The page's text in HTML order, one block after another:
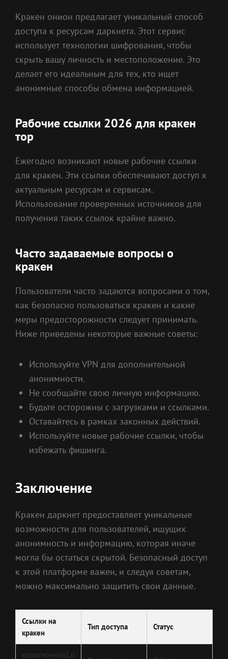
Кракен онион предлагает уникальный способ
доступа к ресурсам даркнета. Этот сервис
использует технологии шифрования, чтобы
скрыть вашу личность и местоположение. Это
делает его идеальным для тех, кто ищет
анонимные способы обмена информацией.
Рабочие ссылки 2026 для кракен
тор
Ежегодно возникают новые рабочие ссылки
для кракен. Эти ссылки обеспечивают доступ к
актуальным ресурсам и сервисам.
Использование проверенных источников для
получения таких ссылок крайне важно.
Часто задаваемые вопросы о
кракен
Пользователи часто задаются вопросами о том,
как безопасно пользоваться кракен и какие
меры предосторожности следует принимать.
Ниже приведены некоторые важные советы:
Используйте VPN для дополнительной
анонимности.
Не сообщайте свою личную информацию.
Будьте осторожны с загрузками и ссылками.
Оставайтесь в рамках законных действий.
Используйте новые рабочие ссылки, чтобы
избежать фишинга.
Заключение
Кракен даркнет предоставляет уникальные
возможности для пользователей, ищущих
анонимность и информацию, которая иначе
могла бы остаться скрытой. Безопасный доступ
к этой платформе важен, и следуя советам,
можно максимально защитить свои данные.
Ссылки на
кракен
Тип доступа Статус
кракенонион1.o